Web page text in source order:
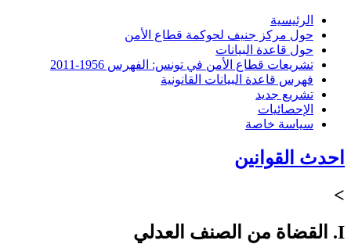
الرئيسية
حول مركز جنيف لحوكمة قطاع الأمن
حول قاعدة البيانات
تشريعات قطاع الأمن في تونس: الفهرس 1956-2011
فهرس قاعدة البيانات القانونية
تشريع جديد
الإحصائيات
سياسة خاصة
احدث القوانين
>
I. القضاة من الصنف العدلي